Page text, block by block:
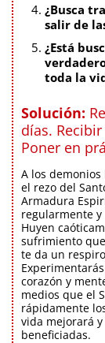
¿Busca
salir de
¿Está
toda la
Solución:
días.
Poner en
A los
el rezo del
Armadura
regularmente
Huyen
sufrimiento
te da un
corazón y
medios que el
rápidamente
vida mejorará
beneficiadas.